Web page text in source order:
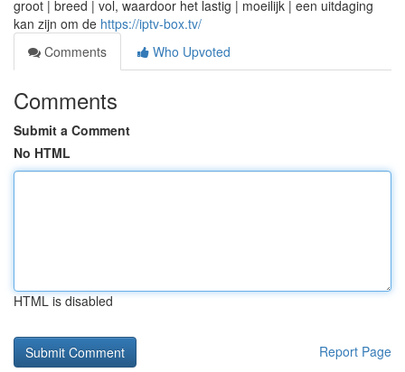
groot | breed | vol, waardoor het lastig | moeilijk | een uitdaging
kan zijn om de https://iptv-box.tv/
Comments
Who Upvoted
Comments
Submit a Comment
No HTML
HTML is disabled
Report Page